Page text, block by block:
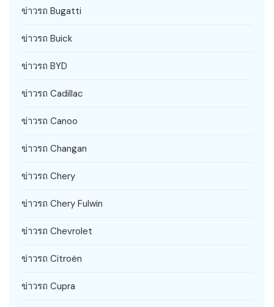
ข่าวรถ Bugatti
ข่าวรถ Buick
ข่าวรถ BYD
ข่าวรถ Cadillac
ข่าวรถ Canoo
ข่าวรถ Changan
ข่าวรถ Chery
ข่าวรถ Chery Fulwin
ข่าวรถ Chevrolet
ข่าวรถ Citroën
ข่าวรถ Cupra